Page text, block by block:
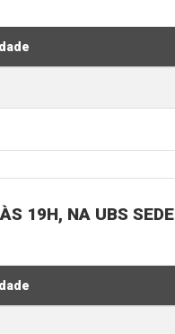
19H, NA UBS SEDE